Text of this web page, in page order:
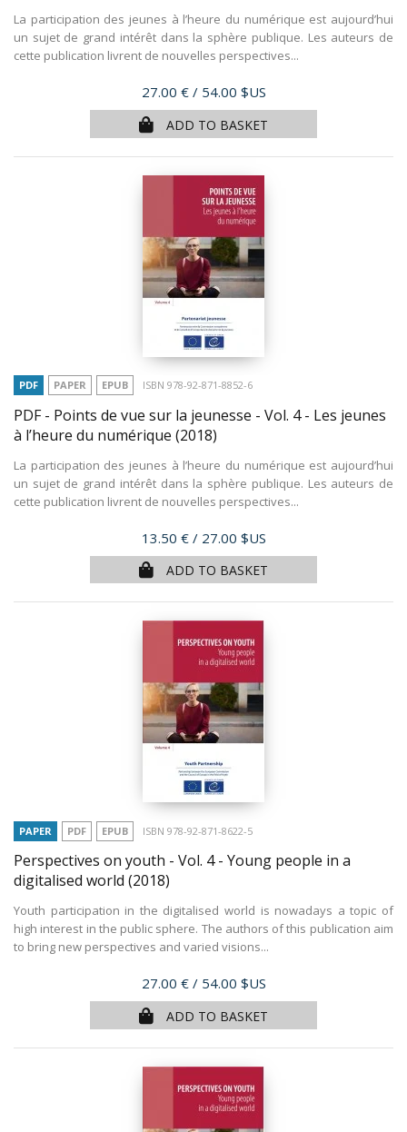
La participation des jeunes à l’heure du numérique est aujourd’hui
un sujet de grand intérêt dans la sphère publique. Les auteurs de
cette publication livrent de nouvelles perspectives...
Price
27.00 € / 54.00 $US
ADD TO BASKET
PDF PAPER EPUB ISBN 978-92-871-8852-6
PDF - Points de vue sur la jeunesse - Vol. 4 - Les jeunes
à l’heure du numérique (2018)
La participation des jeunes à l’heure du numérique est aujourd’hui
un sujet de grand intérêt dans la sphère publique. Les auteurs de
cette publication livrent de nouvelles perspectives...
Price
13.50 € / 27.00 $US
ADD TO BASKET
PAPER PDF EPUB ISBN 978-92-871-8622-5
Perspectives on youth - Vol. 4 - Young people in a
digitalised world (2018)
Youth participation in the digitalised world is nowadays a topic of
high interest in the public sphere. The authors of this publication aim
to bring new perspectives and varied visions...
Price
27.00 € / 54.00 $US
ADD TO BASKET